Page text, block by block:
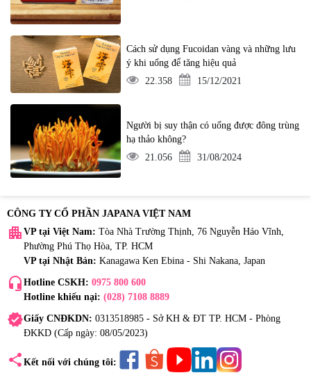
Cách sử dụng Fucoidan vàng và những lưu
ý khi uống để tăng hiệu quả
22.358
15/12/2021
Người bị suy thận có uống được đông trùng
hạ thảo không?
21.056
31/08/2024
CÔNG TY CỔ PHẦN JAPANA VIỆT NAM
apartment VP tại Việt Nam: Tòa Nhà Trường Thịnh, 76 Nguyễn Háo Vĩnh,
Phường Phú Thọ Hòa, TP. HCM
VP tại Nhật Bản: Kanagawa Ken Ebina - Shi Nakana, Japan
headset_mic Hotline CSKH: 0975 800 600
Hotline khiếu nại: (028) 7108 8889
verifiedGiấy CNĐKDN: 0313518985 - Sở KH & ĐT TP. HCM - Phòng
ĐKKD (Cấp ngày: 08/05/2023)
share Kết nối với chúng tôi: